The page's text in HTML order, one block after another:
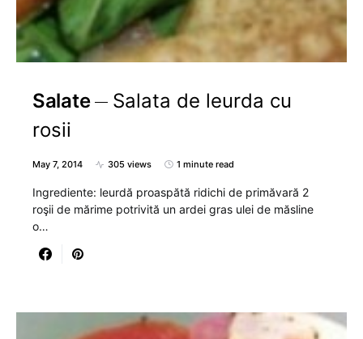
Salate
Salata de leurda cu
rosii
May 7, 2014 305 views 1 minute read
Ingrediente: leurdă proaspătă ridichi de primăvară 2
roşii de mărime potrivită un ardei gras ulei de măsline
o…